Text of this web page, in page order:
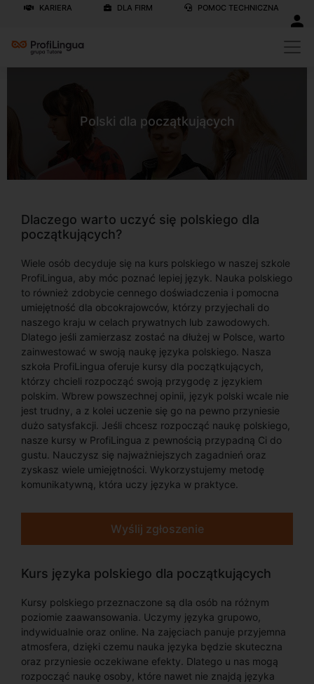
KARIERA DLA FIRM POMOC TECHNICZNA
Polski dla początkujących
Dlaczego warto uczyć się polskiego dla
początkujących?
Wiele osób decyduje się na kurs polskiego w naszej szkole
ProfiLingua, aby móc poznać lepiej język. Nauka polskiego
to również zdobycie cennego doświadczenia i pomocna
umiejętność dla obcokrajowców, którzy przyjechali do
naszego kraju w celach prywatnych lub zawodowych.
Dlatego jeśli zamierzasz zostać na dłużej w Polsce, warto
zainwestować w swoją naukę języka polskiego. Nasza
szkoła ProfiLingua oferuje kursy dla początkujących,
którzy chcieli rozpocząć swoją przygodę z językiem
polskim. Wbrew powszechnej opinii, język polski wcale nie
jest trudny, a z kolei uczenie się go na pewno przyniesie
dużo satysfakcji. Jeśli chcesz rozpocząć naukę polskiego,
nasze kursy w ProfiLingua z pewnością przypadną Ci do
gustu. Nauczysz się najważniejszych zagadnień oraz
zyskasz wiele umiejętności. Wykorzystujemy metodę
komunikatywną, która uczy języka w praktyce.
Wyślij zgłoszenie
Kurs języka polskiego dla początkujących
Kursy polskiego przeznaczone są dla osób na różnym
poziomie zaawansowania. Uczymy języka grupowo,
indywidualnie oraz online. Na zajęciach panuje przyjemna
atmosfera, dzięki czemu nauka języka będzie skuteczna
oraz przyniesie oczekiwane efekty. Dlatego u nas mogą
rozpocząć naukę osoby, które nawet nie znajdą języka